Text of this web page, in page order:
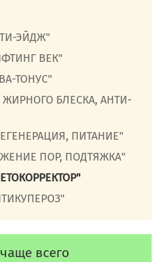
ЭЙДЖ"
ВЕК"
ТОНУС"
БЛЕСКА, АНТИ-
ПИТАНИЕ"
ПОР, ПОДТЯЖКА"
всего